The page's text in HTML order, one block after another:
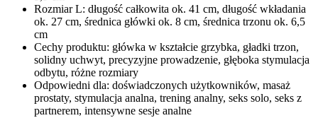
Rozmiar L: długość całkowita ok. 41 cm, długość wkładania
ok. 27 cm, średnica główki ok. 8 cm, średnica trzonu ok. 6,5
cm
Cechy produktu: główka w kształcie grzybka, gładki trzon,
solidny uchwyt, precyzyjne prowadzenie, głęboka stymulacja
odbytu, różne rozmiary
Odpowiedni dla: doświadczonych użytkowników, masaż
prostaty, stymulacja analna, trening analny, seks solo, seks z
partnerem, intensywne sesje analne